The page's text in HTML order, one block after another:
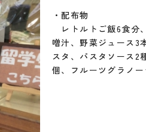
・配布物
レトルトご飯6食分
噌汁、野菜ジュース3
スタ、パスタソース2
個、フルーツグラノ